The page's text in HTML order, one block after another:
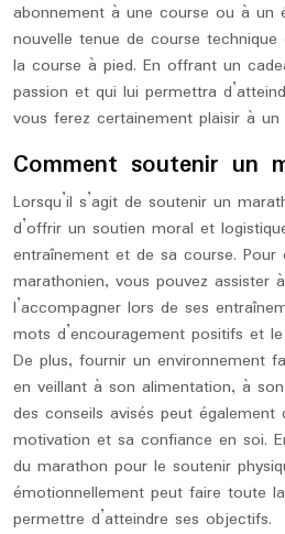
abonnement à une course ou à un
nouvelle tenue de course
la course à pied. En offrant un
passion et qui lui permettra
vous ferez certainement plaisir à
Comment soutenir un
Lorsqu’il s’agit de soutenir un
d’offrir un soutien moral et
entraînement et de sa course. Pour
marathonien, vous pouvez assister
l’accompagner lors de ses
mots d’encouragement positifs et
De plus, fournir un environnement
en veillant à son alimentation, à
des conseils avisés peut
motivation et sa confiance en soi.
du marathon pour le soutenir
émotionnellement peut faire toute
permettre d’atteindre ses objectifs.